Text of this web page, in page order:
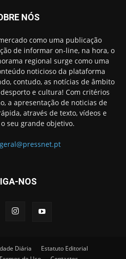
NÓS
como uma publicação
de informar on-line, na hora, o
regional surge como uma
noticioso da plataforma
contudo, as notícias de âmbito
e cultura! Com critérios
a apresentação de noticias de
através de texto, vídeos e
seu grande objetivo.
geral@pressnet.pt
NOS
Diária
Estatuto Editorial